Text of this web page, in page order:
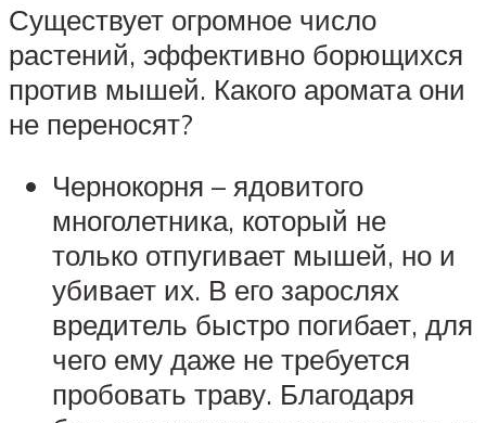
Существует огромное число
растений, эффективно борющихся
против мышей. Какого аромата они
не переносят?
Чернокорня – ядовитого
многолетника, который не
только отпугивает мышей, но и
убивает их. В его зарослях
вредитель быстро погибает, для
чего ему даже не требуется
пробовать траву. Благодаря